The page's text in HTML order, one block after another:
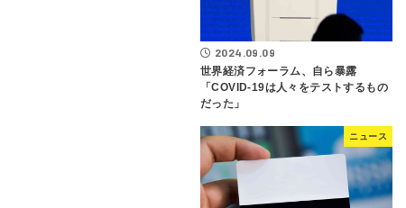
2024.09.09
世界経済フォーラム、自ら暴露
「COVID-19は人々をテストするもの
だった」
ニュース